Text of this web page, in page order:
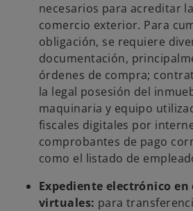
necesarios para acreditar
comercio exterior. Para
obligación, se requiere
documentación,
órdenes de compra;
la legal posesión del
maquinaria y equipo
fiscales digitales por
comprobantes de pago
como el listado de
Expediente electrónico en
virtuales: para